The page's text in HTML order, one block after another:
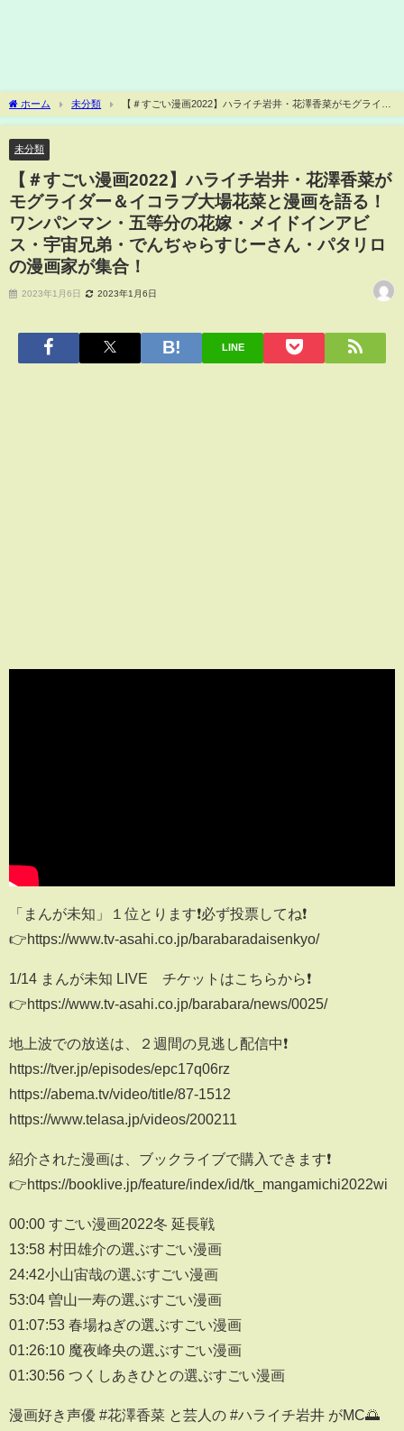
ホーム 未分類
【＃すごい漫画2022】ハライチ岩井・花澤香菜がモグライダ
ー＆イコラブ大場花菜と漫画を語る！ワンパンマン・五等分の花嫁・メイドインアビ
未分類
【＃すごい漫画2022】ハライチ岩井・花澤香菜が
モグライダー＆イコラブ大場花菜と漫画を語る！
ワンパンマン・五等分の花嫁・メイドインアビ
ス・宇宙兄弟・でんぢゃらすじーさん・パタリロ
の漫画家が集合！
2023年1月6日 2023年1月6日
LINE
「まんが未知」１位とります❗️必ず投票してね❗️
👉https://www.tv-asahi.co.jp/barabaradaisenkyo/
1/14 まんが未知 LIVE チケットはこちらから❗️
👉https://www.tv-asahi.co.jp/barabara/news/0025/
地上波での放送は、２週間の見逃し配信中❗️
https://tver.jp/episodes/epc17q06rz
https://abema.tv/video/title/87-1512
https://www.telasa.jp/videos/200211
紹介された漫画は、ブックライブで購入できます❗️
👉https://booklive.jp/feature/index/id/tk_mangamichi2022wi
00:00 すごい漫画2022冬 延長戦
13:58 村田雄介の選ぶすごい漫画
24:42小山宙哉の選ぶすごい漫画
53:04 曽山一寿の選ぶすごい漫画
01:07:53 春場ねぎの選ぶすごい漫画
01:26:10 魔夜峰央の選ぶすごい漫画
01:30:56 つくしあきひとの選ぶすごい漫画
漫画好き声優 #花澤香菜 と芸人の #ハライチ岩井 がMC🌅